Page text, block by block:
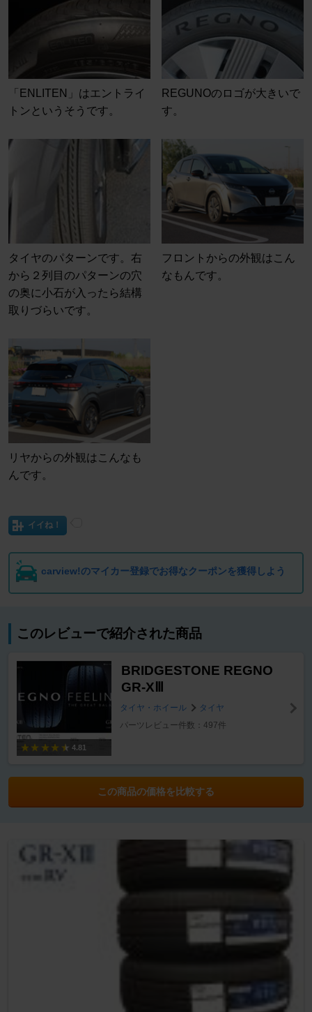
「ENLITEN」はエントライ
トンというそうです。
REGUNOのロゴが大きいで
す。
タイヤのパターンです。右
から２列目のパターンの穴
の奥に小石が入ったら結構
取りづらいです。
フロントからの外観はこん
なもんです。
リヤからの外観はこんなも
んです。
イイね！
carview!のマイカー登録でお得なクーポンを獲得しよう
このレビューで紹介された商品
4.81
BRIDGESTONE REGNO
GR-XⅢ
タイヤ・ホイール
タイヤ
パーツレビュー件数：497件
この商品の価格を比較する